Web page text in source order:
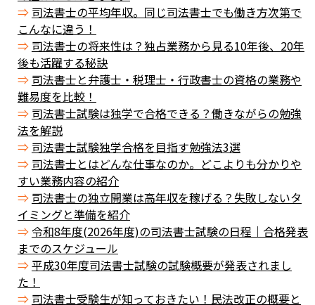
司法書士の平均年収。同じ司法書士でも働き方次第で
こんなに違う！
司法書士の将来性は？独占業務から見る10年後、20年
後も活躍する秘訣
司法書士と弁護士・税理士・行政書士の資格の業務や
難易度を比較！
司法書士試験は独学で合格できる？働きながらの勉強
法を解説
司法書士試験独学合格を目指す勉強法3選
司法書士とはどんな仕事なのか。どこよりも分かりや
すい業務内容の紹介
司法書士の独立開業は高年収を稼げる？失敗しないタ
イミングと準備を紹介
令和8年度(2026年度)の司法書士試験の日程｜合格発表
までのスケジュール
平成30年度司法書士試験の試験概要が発表されまし
た！
司法書士受験生が知っておきたい！民法改正の概要と